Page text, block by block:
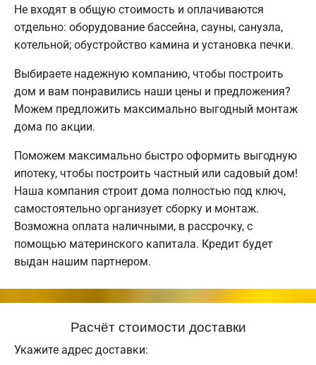
Не входят в общую стоимость и оплачиваются
отдельно: оборудование бассейна, сауны, санузла,
котельной; обустройство камина и установка печки.
Выбираете надежную компанию, чтобы построить
дом и вам понравились наши цены и предложения?
Можем предложить максимально выгодный монтаж
дома по акции.
Поможем максимально быстро оформить выгодную
ипотеку, чтобы построить частный или садовый дом!
Наша компания строит дома полностью под ключ,
самостоятельно организует сборку и монтаж.
Возможна оплата наличными, в рассрочку, с
помощью материнского капитала. Кредит будет
выдан нашим партнером.
Расчёт стоимости доставки
Укажите адрес доставки: